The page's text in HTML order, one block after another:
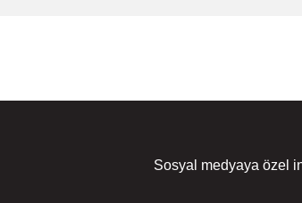
Sosyal medyaya özel